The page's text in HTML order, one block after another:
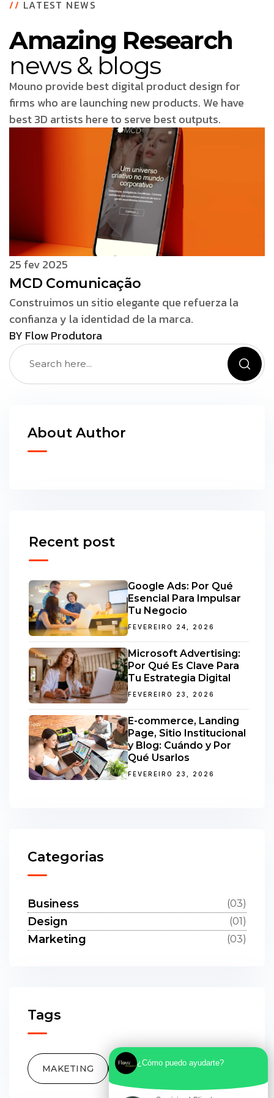
// LATEST NEWS
Amazing Research
news & blogs
Mouno provide best digital product design for
firms who are launching new products. We have
best 3D artists here to serve best outputs.
25 fev 2025
MCD Comunicação
Construimos un sitio elegante que refuerza la
confianza y la identidad de la marca.
BY Flow Produtora
About Author
Recent post
Google Ads: Por Qué
Esencial Para Impulsar
Tu Negocio
FEVEREIRO 24, 2026
Microsoft Advertising:
Por Qué Es Clave Para
Tu Estrategia Digital
FEVEREIRO 23, 2026
E-commerce, Landing
Page, Sitio Institucional
y Blog: Cuándo y Por
Qué Usarlos
FEVEREIRO 23, 2026
Categorias
Business (03)
Design (01)
Marketing (03)
Tags
MAKETING WEBSITE
¿Cómo puedo ayudarte?